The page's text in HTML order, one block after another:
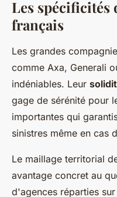
Les spécificités
français
Les grandes
comme Axa, Generali
indéniables. Leur
gage de sérénité pour
importantes qui
sinistres même en cas
Le maillage territorial
avantage concret au
d'agences réparties